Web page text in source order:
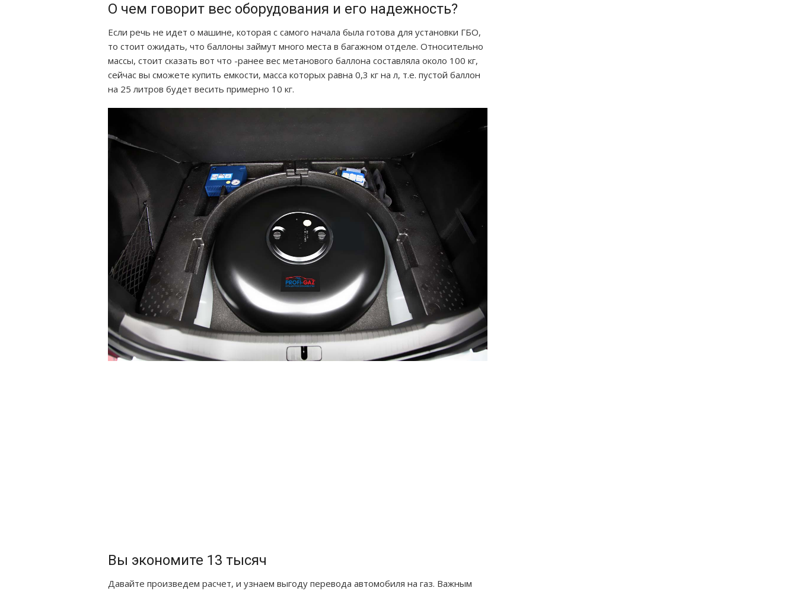
О чем говорит вес оборудования и его надежность?
Если речь не идет о машине, которая с самого начала была готова для установки ГБО,
то стоит ожидать, что баллоны займут много места в багажном отделе. Относительно
массы, стоит сказать вот что -ранее вес метанового баллона составляла около 100 кг,
сейчас вы сможете купить емкости, масса которых равна 0,3 кг на л, т.е. пустой баллон
на 25 литров будет весить примерно 10 кг.
Вы экономите 13 тысяч
Давайте произведем расчет, и узнаем выгоду перевода автомобиля на газ. Важным